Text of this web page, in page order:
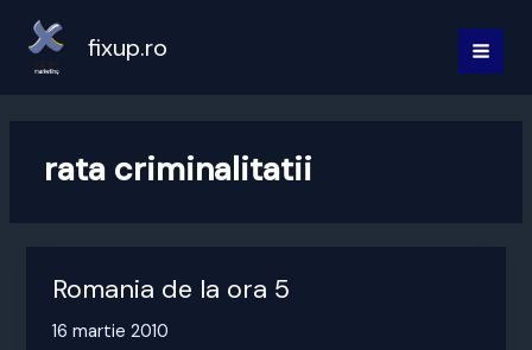
content
fixup.ro
rata criminalitatii
Romania de la ora 5
16 martie 2010